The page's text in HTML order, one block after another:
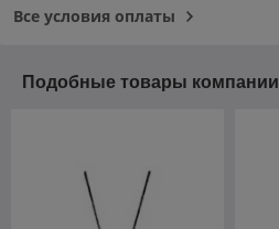
Все условия оплаты
Подобные товары компании